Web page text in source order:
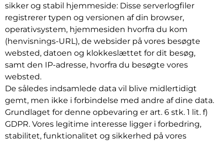
sikker og stabil hjemmeside: Disse serverlogfiler
registrerer typen og versionen af din browser,
operativsystem, hjemmesiden hvorfra du kom
(henvisnings-URL), de websider på vores besøgte
websted, datoen og klokkeslættet for dit besøg,
samt den IP-adresse, hvorfra du besøgte vores
websted.
De således indsamlede data vil blive midlertidigt
gemt, men ikke i forbindelse med andre af dine data.
Grundlaget for denne opbevaring er art. 6 stk. 1 lit. f)
GDPR. Vores legitime interesse ligger i forbedring,
stabilitet, funktionalitet og sikkerhed på vores